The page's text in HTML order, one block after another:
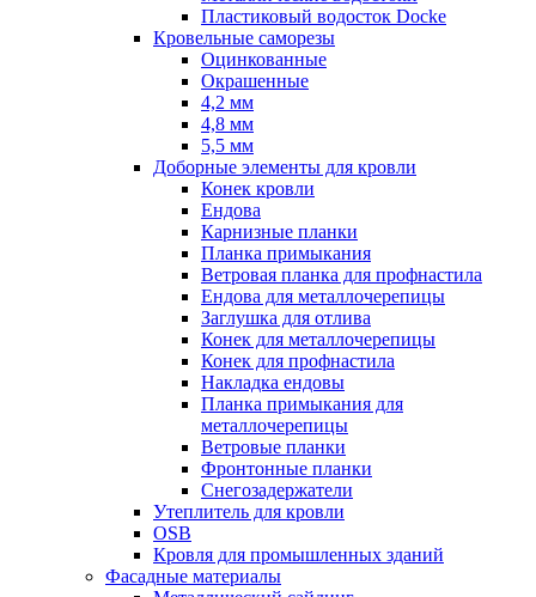
Пластиковый водосток Docke
Кровельные саморезы
Оцинкованные
Окрашенные
4,2 мм
4,8 мм
5,5 мм
Доборные элементы для кровли
Конек кровли
Ендова
Карнизные планки
Планка примыкания
Ветровая планка для профнастила
Ендова для металлочерепицы
Заглушка для отлива
Конек для металлочерепицы
Конек для профнастила
Накладка ендовы
Планка примыкания для
металлочерепицы
Ветровые планки
Фронтонные планки
Снегозадержатели
Утеплитель для кровли
OSB
Кровля для промышленных зданий
Фасадные материалы